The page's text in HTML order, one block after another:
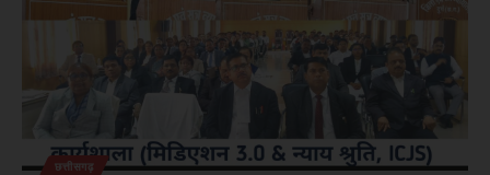
छत्तीसगढ़